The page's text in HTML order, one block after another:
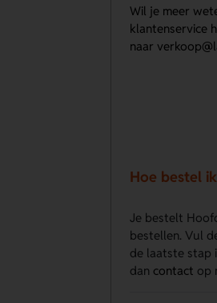
Wil je meer
klantenservice
naar
Hoe bestel
Je bestelt
bestellen. Vul
de laatste stap
dan contact op